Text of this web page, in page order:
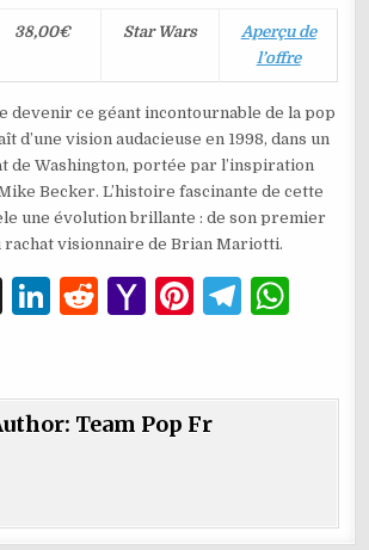
38,00€ Star Wars
Aperçu de
l’offre
devenir ce géant incontournable de la pop
d’une vision audacieuse en 1998, dans un
de Washington, portée par l’inspiration
Becker. L’histoire fascinante de cette
une évolution brillante : de son premier
rachat visionnaire de Brian Mariotti.
X
Li
e
R
di
Y
o
ai
Pi
re
T
g s
p
Team Pop Fr